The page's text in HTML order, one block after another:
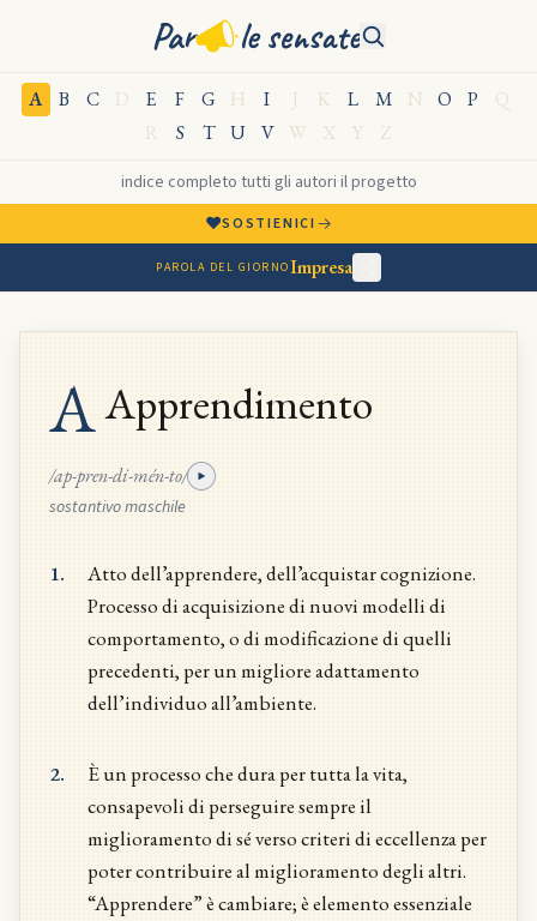
Par le sensate
A B C D E F G H I J K L M N O P
Q
R
S T U V W X Y Z
indice completo tutti gli autori il progetto
♥SOSTIENICI→
PAROLA DEL GIORNOImpresa
AApprendimento
/ap-pren-di-mén-to/
sostantivo maschile
1.
Atto dell’apprendere, dell’acquistar cognizione.
Processo di acquisizione di nuovi modelli di
comportamento, o di modificazione di quelli
precedenti, per un migliore adattamento
dell’individuo all’ambiente.
2.
È un processo che dura per tutta la vita,
consapevoli di perseguire sempre il
miglioramento di sé verso criteri di eccellenza per
poter contribuire al miglioramento degli altri.
“Apprendere” è cambiare; è elemento essenziale